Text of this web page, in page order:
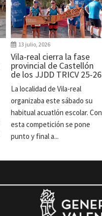
13 julio, 2026
Vila-real cierra la fase
provincial de Castellón
de los JJDD TRICV 25-26
La localidad de Vila-real
organizaba este sábado su
habitual acuatlón escolar. Con
esta competición se pone
punto y final a...